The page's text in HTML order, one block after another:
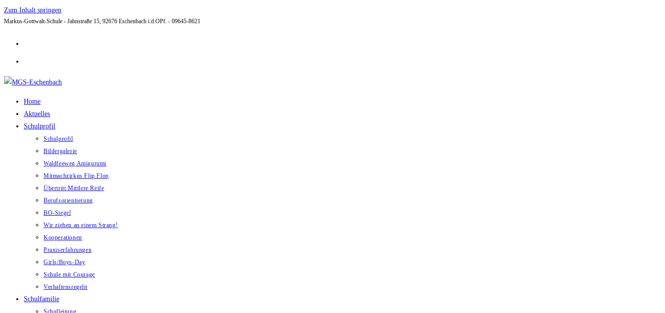
Zum Inhalt springen
Markus-Gottwalt-Schule - Jahnstraße 15, 92676 Eschenbach i.d.OPf. - 09645-8621
Home
Aktuelles
Schulprofil
Schulprofil
Bildergalerie
Waldfeeweg Amigurumi
Mitmachzirkus Flip Flop
Übertritt Mittlere Reife
Berufsorientierung
BO-Siegel
Wir ziehen an einem Strang!
Kooperationen
Praxiserfahrungen
Girls/Boys-Day
Schule mit Courage
Verhaltensregeln
Schulfamilie
Schulleitung